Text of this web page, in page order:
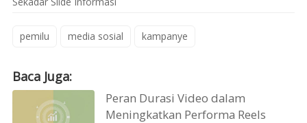
pemilu media sosial kampanye
Baca Juga:
Peran Durasi Video dalam
Meningkatkan Performa Reels